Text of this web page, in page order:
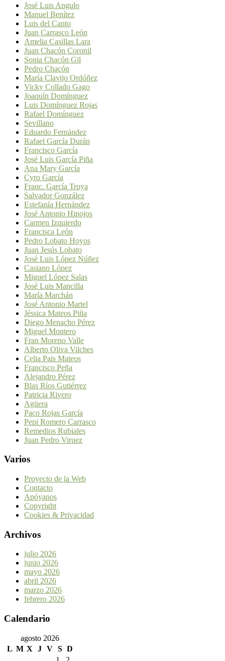
José Luis Angulo
Manuel Benítez
Luis del Canto
Juan Carrasco León
Amelia Casillas Lara
Juan Chacón Coronil
Sonia Chacón Gil
Pedro Chacón
María Clavijo Ordóñez
Vicky Collado Gago
Joaquín Domínguez
Luis Domínguez Rojas
Rafael Domínguez
Sevillano
Eduardo Fernández
Rafael García Durán
Francisco García
José Luis García Piña
Ana Mary García
Cyro García
Franc. García Troya
Salvador González
Estefanía Hernández
José Antonio Hinojos
Carmen Izquierdo
Francisca León
Pedro Lobato Hoyos
Juan Jesús Lobato
José Luis López Núñez
Casiano López
Miguel López Salas
José Luis Mancilla
María Marchán
José Antonio Martel
Jéssica Mateos Piña
Diego Menacho Pérez
Miguel Montero
Fran Moreno Valle
Alberto Oliva Vilches
Celia Pais Mateos
Francisco Peña
Alejandro Pérez
Blas Ríos Gutiérrez
Patricia Rivero
Agüera
Paco Rojas García
Pepi Romero Carrasco
Remedios Rubiales
Juan Pedro Viruez
Varios
Proyecto de la Web
Contacto
Apóyanos
Copyright
Cookies & Privacidad
Archivos
julio 2026
junio 2026
mayo 2026
abril 2026
marzo 2026
febrero 2026
Calendario
agosto 2026
L M X J V S D